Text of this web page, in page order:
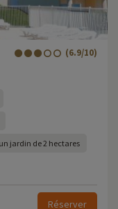
(6.9/10)
jardin de 2 hectares
Réserver